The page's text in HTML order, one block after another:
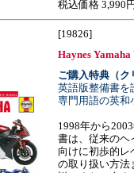
税込価格 3,990
[19826]
Haynes
ご購入特典（ク
英語版整備書を
専門用語の英和
1998年から
書は、従来のヘ
向けに初歩的レ
の取り扱い方法